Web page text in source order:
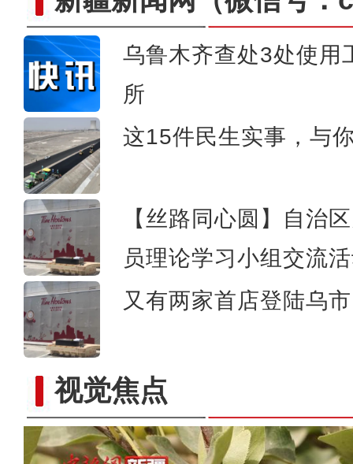
乌鲁木齐查处3处使用
所
这15件民生实事，与
【丝路同心圆】自治
员理论学习小组交流
又有两家首店登陆乌
视觉焦点新疆拜城县：冬小麦出